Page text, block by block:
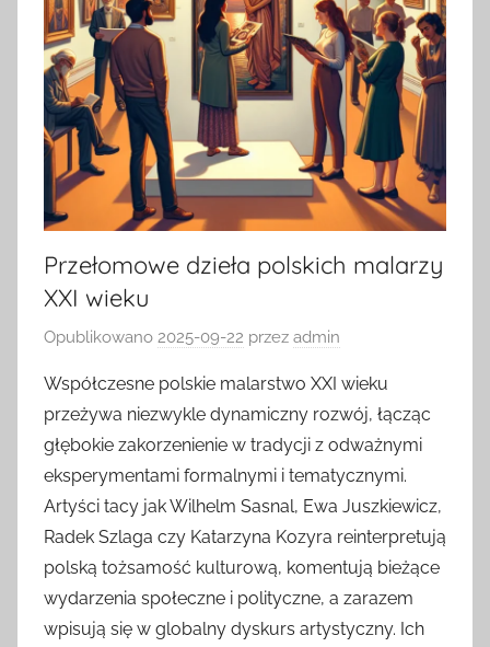
Przełomowe dzieła polskich malarzy
XXI wieku
Opublikowano 2025-09-22 przez admin
Współczesne polskie malarstwo XXI wieku
przeżywa niezwykle dynamiczny rozwój, łącząc
głębokie zakorzenienie w tradycji z odważnymi
eksperymentami formalnymi i tematycznymi.
Artyści tacy jak Wilhelm Sasnal, Ewa Juszkiewicz,
Radek Szlaga czy Katarzyna Kozyra reinterpretują
polską tożsamość kulturową, komentują bieżące
wydarzenia społeczne i polityczne, a zarazem
wpisują się w globalny dyskurs artystyczny. Ich